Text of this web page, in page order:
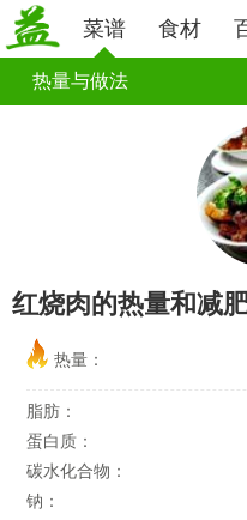
菜谱 食材
热量与做法
红烧肉的热量和减
热量：
脂肪：
蛋白质：
碳水化合物：
钠：